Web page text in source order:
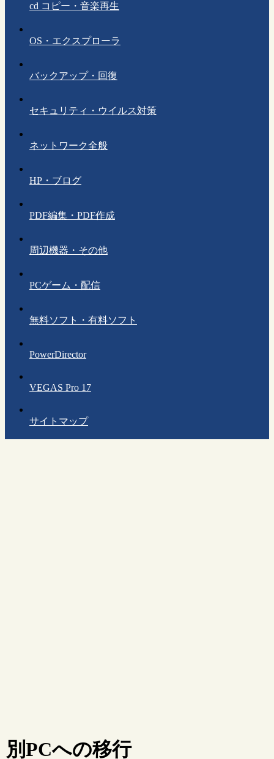
cd コピー・音楽再生
OS・エクスプローラ
バックアップ・回復
セキュリティ・ウイルス対策
ネットワーク全般
HP・ブログ
PDF編集・PDF作成
周辺機器・その他
PCゲーム・配信
無料ソフト・有料ソフト
PowerDirector
VEGAS Pro 17
サイトマップ
別PCへの移行